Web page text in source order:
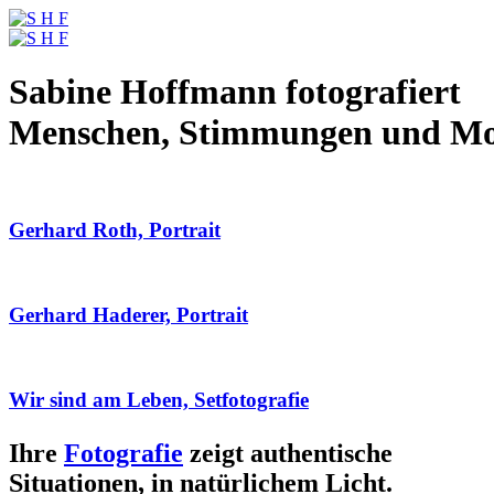
Sabine Hoffmann fotografiert
Menschen, Stimmungen und
Gerhard Roth, Portrait
Gerhard Haderer, Portrait
Wir sind am Leben, Setfotografie
Ihre Fotografie zeigt authentische
Situationen, in natürlichem Licht.